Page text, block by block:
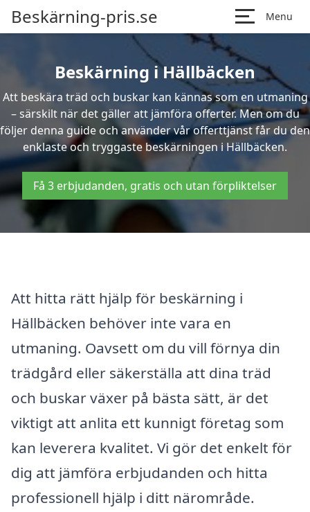
Beskärning-pris.se Menu
Beskärning i Hällbäcken
Att beskära träd och buskar kan kännas som en utmaning
– särskilt när det gäller att jämföra offerter. Men om du
följer denna guide och använder vår offerttjänst får du den
enklaste och tryggaste beskärningen i Hällbäcken.
Få 3 erbjudanden, gratis och utan förpliktelser
Att hitta rätt hjälp för beskärning i
Hällbäcken behöver inte vara en
utmaning. Oavsett om du vill förnya din
trädgård eller säkerställa att dina träd
och buskar växer på bästa sätt, är det
viktigt att anlita ett kunnigt företag som
kan leverera kvalitet. Vi gör det enkelt för
dig att jämföra erbjudanden och hitta
professionell hjälp i ditt närområde.